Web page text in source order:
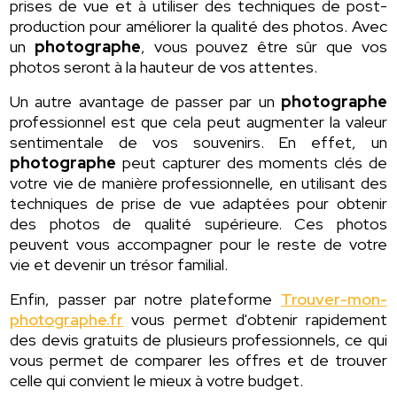
prises de vue et à utiliser des techniques de post-
production pour améliorer la qualité des photos. Avec
un photographe, vous pouvez être sûr que vos
photos seront à la hauteur de vos attentes.
Un autre avantage de passer par un photographe
professionnel est que cela peut augmenter la valeur
sentimentale de vos souvenirs. En effet, un
photographe peut capturer des moments clés de
votre vie de manière professionnelle, en utilisant des
techniques de prise de vue adaptées pour obtenir
des photos de qualité supérieure. Ces photos
peuvent vous accompagner pour le reste de votre
vie et devenir un trésor familial.
Enfin, passer par notre plateforme Trouver-mon-
photographe.fr vous permet d'obtenir rapidement
des devis gratuits de plusieurs professionnels, ce qui
vous permet de comparer les offres et de trouver
celle qui convient le mieux à votre budget.